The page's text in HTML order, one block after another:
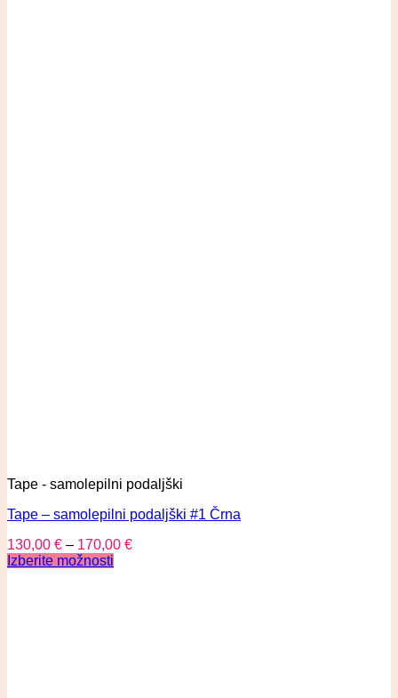
Tape - samolepilni podaljški
Tape – samolepilni podaljški #1 Črna
130,00 € – 170,00 €
Izberite možnosti